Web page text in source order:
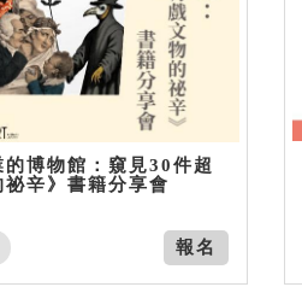
的博物館：窺見30件超
辛》書籍分享會
報名